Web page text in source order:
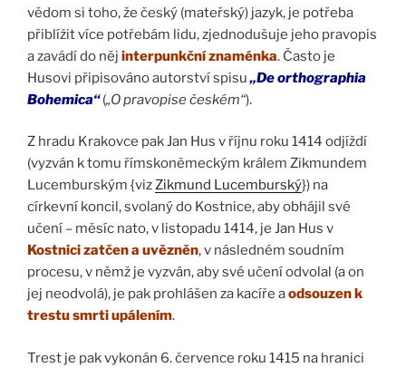
vědom si toho, že český (mateřský) jazyk, je potřeba
přiblížit více potřebám lidu, zjednodušuje jeho pravopis
a zavádí do něj interpunkční znaménka. Často je
Husovi připisováno autorství spisu„De orthographia
Bohemica“(„O pravopise českém“).
Z hradu Krakovce pak Jan Hus v říjnu roku 1414 odjíždí
(vyzván k tomu římskoněmeckým králem Zikmundem
Lucemburským {vizZikmund Lucemburský}) na
církevní koncil, svolaný do Kostnice, aby obhájil své
učení – měsíc nato, v listopadu 1414, je Jan Hus v
Kostnici zatčen a uvězněn, v následném soudním
procesu, v němž je vyzván, aby své učení odvolal (a on
jej neodvolá), je pak prohlášen za kacíře aodsouzen k
trestu smrti upálením.
Trest je pak vykonán 6. července roku 1415 na hranici